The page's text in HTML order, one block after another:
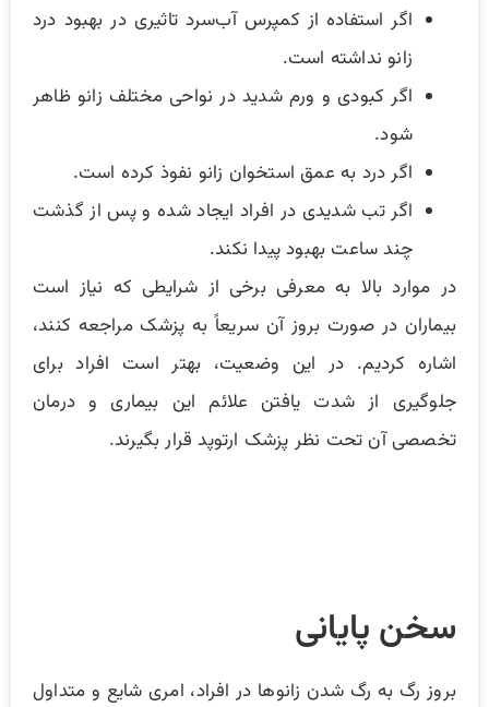
اگر استفاده از کمپرس آب‌سرد تاثیری در بهبود درد
زانو نداشته است.
اگر کبودی و ورم شدید در نواحی مختلف زانو ظاهر
شود.
اگر درد به عمق استخوان زانو نفوذ کرده است.
اگر تب شدیدی در افراد ایجاد شده و پس از گذشت
چند ساعت بهبود پیدا نکند.
در موارد بالا به معرفی برخی از شرایطی که نیاز است
بیماران در صورت بروز آن سریعاً به پزشک مراجعه‌ کنند،
اشاره کردیم. در این وضعیت، بهتر است افراد برای
جلوگیری از شدت یافتن علائم این بیماری و درمان
تخصصی آن تحت نظر پزشک ارتوپد قرار بگیرند.
سخن پایانی
بروز رگ به رگ شدن زانو‌ها در افراد، امری شایع و متداول